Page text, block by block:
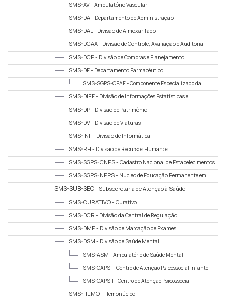
SMS-AV - Ambulatório Vascular
SMS-DA - Departamento de Administração
SMS-DAL - Divisão de Almoxarifado
SMS-DCAA - Divisão de Controle, Avaliação e Auditoria
SMS-DCP - Divisão de Compras e Planejamento
SMS-DF - Departamento Farmacêutico
SMS-SGPS-CEAF -Componente Especializado da
Assistência FarmacêuticaSMS-DIEF - Divisão de Informações Estatísticas e
SMS-DP - Divisão de Patrimônio
SMS-DV - Divisão de Viaturas
SMS-INF - Divisão de Informática
SMS-RH - Divisão de Recursos Humanos
SMS-SGPS-CNES - Cadastro Nacional de Estabelecimentos
SMS-SGPS-NEPS - Núcleo de Educação Permanente em
SMS-SUB-SEC - Subsecretaria de Atenção à Saúde
SMS-CURATIVO - Curativo
SMS-DCR - Divisão da Central de Regulação
SMS-DME - Divisão de Marcação de Exames
SMS-DSM - Divisão de Saúde Mental
SMS-ASM -Ambulatório de Saúde Mental
SMS-CAPSI -Centro de Atenção Psicossocial Infanto-
SMS-CAPSII -Centro de Atenção Psicossocial
SMS-HEMO - Hemonúcleo